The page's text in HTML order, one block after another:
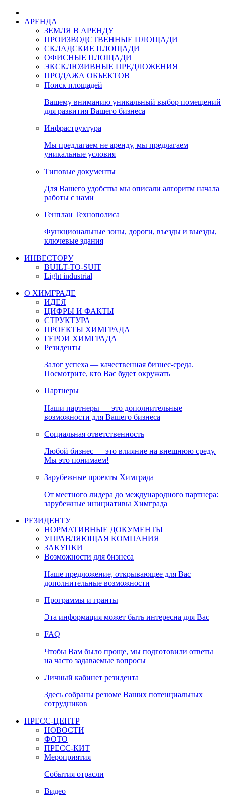
АРЕНДА
ЗЕМЛЯ В АРЕНДУ
ПРОИЗВОДСТВЕННЫЕ ПЛОЩАДИ
СКЛАДСКИЕ ПЛОЩАДИ
ОФИСНЫЕ ПЛОЩАДИ
ЭКСКЛЮЗИВНЫЕ ПРЕДЛОЖЕНИЯ
ПРОДАЖА ОБЪЕКТОВ
Поиск площадей
Вашему вниманию уникальный выбор помещений
для развития Вашего бизнеса
Инфраструктура
Мы предлагаем не аренду, мы предлагаем
уникальные условия
Типовые документы
Для Вашего удобства мы описали алгоритм начала
работы с нами
Генплан Технополиса
Функциональные зоны, дороги, въезды и выезды,
ключевые здания
ИНВЕСТОРУ
BUILT-TO-SUIT
Light industrial
О ХИМГРАДЕ
ИДЕЯ
ЦИФРЫ И ФАКТЫ
СТРУКТУРА
ПРОЕКТЫ ХИМГРАДА
ГЕРОИ ХИМГРАДА
Резиденты
Залог успеха — качественная бизнес-среда.
Посмотрите, кто Вас будет окружать
Партнеры
Наши партнеры — это дополнительные
возможности для Вашего бизнеса
Социальная ответственность
Любой бизнес — это влияние на внешнюю среду.
Мы это понимаем!
Зарубежные проекты Химграда
От местного лидера до международного партнера:
зарубежные инициативы Химграда
РЕЗИДЕНТУ
НОРМАТИВНЫЕ ДОКУМЕНТЫ
УПРАВЛЯЮЩАЯ КОМПАНИЯ
ЗАКУПКИ
Возможности для бизнеса
Наше предложение, открывающее для Вас
дополнительные возможности
Программы и гранты
Эта информация может быть интересна для Вас
FAQ
Чтобы Вам было проще, мы подготовили ответы
на часто задаваемые вопросы
Личный кабинет резидента
Здесь собраны резюме Ваших потенциальных
сотрудников
ПРЕСС-ЦЕНТР
НОВОСТИ
ФОТО
ПРЕСС-КИТ
Мероприятия
События отрасли
Видео